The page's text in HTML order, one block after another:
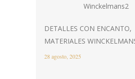
DETALLES CON ENCANTO,
MATERIALES
28 agosto, 2025